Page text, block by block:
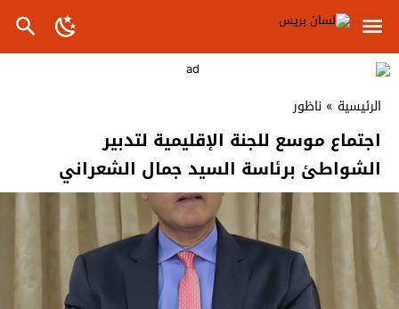
الرئيسية » ناظور
اجتماع موسع للجنة الإقليمية لتدبير
الشواطئ برئاسة السيد جمال الشعراني